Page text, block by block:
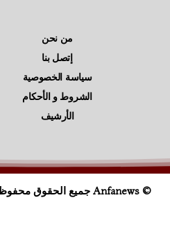
من نحن
إتصل بنا
سياسة الخصوصية
الشروط و الأحكام
الأرشيف
© Anfanews جميع الحقوق محفوظة لموقع